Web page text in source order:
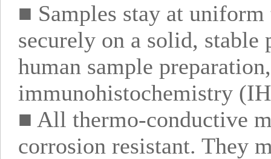
■ Samples stay at
securely on a solid,
human sample
immunohistochemistry
■ All thermo-conductive
corrosion resistant. They